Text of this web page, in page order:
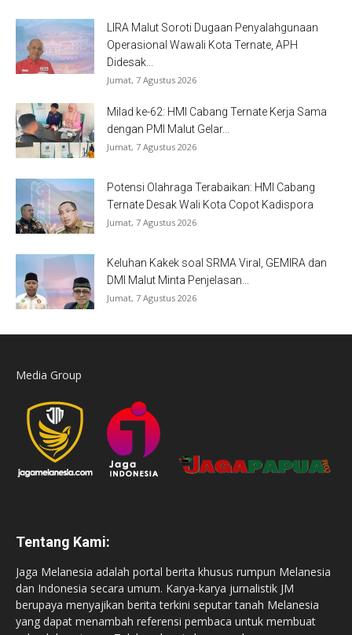
LIRA Malut Soroti Dugaan Penyalahgunaan
Operasional Wawali Kota Ternate, APH
Didesak...
Jumat, 7 Agustus 2026
Milad ke-62: HMI Cabang Ternate Kerja Sama
dengan PMI Malut Gelar...
Jumat, 7 Agustus 2026
Potensi Olahraga Terabaikan: HMI Cabang
Ternate Desak Wali Kota Copot Kadispora
Jumat, 7 Agustus 2026
Keluhan Kakek soal SRMA Viral, GEMIRA dan
DMI Malut Minta Penjelasan...
Jumat, 7 Agustus 2026
Media Group
Tentang Kami:
Jaga Melanesia adalah portal berita khusus rumpun Melanesia
dan Indonesia secara umum. Karya-karya jurnalistik JM
berupaya menyajikan berita terkini seputar tanah Melanesia
yang dapat menambah referensi pembaca untuk membuat